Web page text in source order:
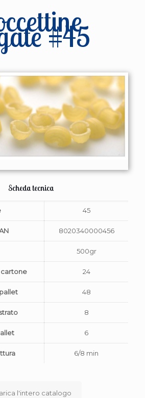
#45
Scheda tecnica
45
8020340000456
500gr
24
48
8
6
6/8 min
l'intero catalogo